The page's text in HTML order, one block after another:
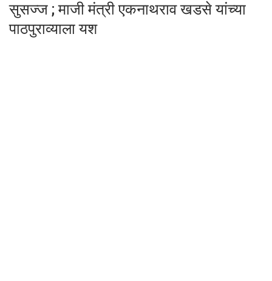
सुसज्ज ; माजी मंत्री एकनाथराव खडसे यांच्या
पाठपुराव्याला यश